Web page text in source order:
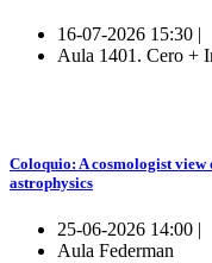
16-07-2026 15:30 |
Aula 1401. Cero +
Coloquio: A cosmologist
astrophysics
25-06-2026 14:00 |
Aula Federman